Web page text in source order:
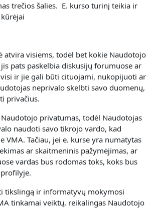
trečios šalies. E. kurso turinį teikia ir
atvira visiems, todėl bet kokie Naudotojo
pats paskelbia diskusijų forumuose ar
ir jie gali būti cituojami, nukopijuoti ar
neprivalo skelbti savo duomenų,
privačius.
privatumas, todėl Naudotojas
naudoti savo tikrojo vardo, kad
VMA. Tačiau, jei e. kurse yra numatytas
ar skaitmeninis pažymėjimas, ar
vardas bus rodomas toks, koks bus
tikslingą ir informatyvų mokymosi
tinkamai veiktų, reikalingas Naudotojo